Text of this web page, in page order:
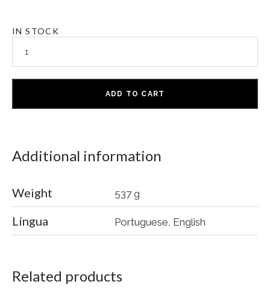
IN STOCK
ADD TO CART
Additional information
Weight 537 g
Língua Portuguese, English
Related products